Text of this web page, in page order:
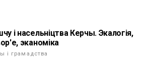
і насельніцтва Керчы. Экалогія,
эканоміка
і грамадства